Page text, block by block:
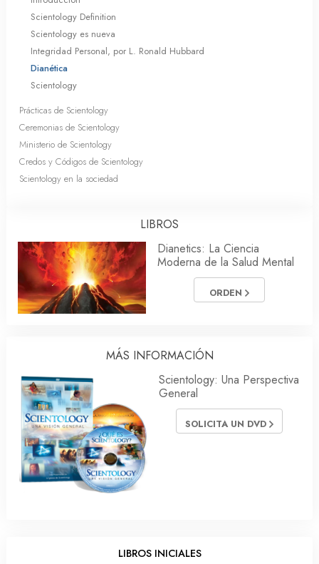
Scientology Definition
Scientology es nueva
Integridad Personal, por L. Ronald Hubbard
Dianética
Scientology
Prácticas de Scientology
Ceremonias de Scientology
Ministerio de Scientology
Credos y Códigos de Scientology
Scientology en la sociedad
LIBROS
Dianetics: La Ciencia
Moderna de la Salud Mental
ORDEN
MÁS INFORMACIÓN
Scientology: Una Perspectiva
General
SOLICITA UN DVD
LIBROS INICIALES